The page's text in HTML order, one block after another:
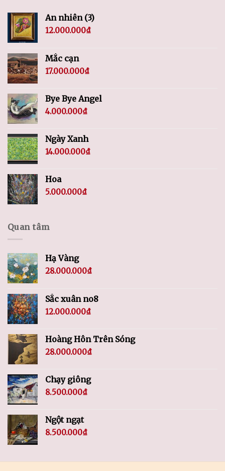
An nhiên (3)
12.000.000₫
Mắc cạn
17.000.000₫
Bye Bye Angel
4.000.000₫
Ngày Xanh
14.000.000₫
Hoa
5.000.000₫
Quan tâm
Hạ Vàng
28.000.000₫
Sắc xuân no8
12.000.000₫
Hoàng Hôn Trên Sóng
28.000.000₫
Chạy giông
8.500.000₫
Ngột ngạt
8.500.000₫